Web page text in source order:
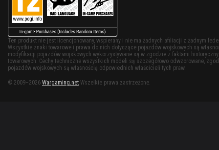
Ten produkt nie jest licencjonowany, wspierany i nie ma żadnych afiliacji z żadnym
Wszystkie znaki towarowe i prawa do nich dotyczące pojazdów wojskowych są
modyfikacji pojazdów wojskowych wykorzystywane są w zgodzie z faktami
towarowych. Cechy techniczne wszystkich modeli są szczegółowo odwzorowane,
pojazdów wojskowych są własnością odpowiednich właścicieli tych praw.
© 2009–2026 Wargaming.net Wszelkie prawa zastrzeżone.